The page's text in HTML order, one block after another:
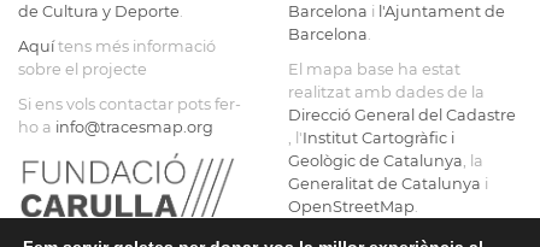
de Cultura y Deporte
Aquítens més informació
sobre el projecte
Si ens vols contactar pots fer-
ho a info@tracesmap.org
Barcelona i l'Ajuntament de
Barcelona
El mapa base ha estat
realitzat amb dades de la
Direcció General del Cadastre
, l'Institut Cartogràfic i
Geològic de Catalunya , la
Generalitat de Catalunya i
OpenStreetMap